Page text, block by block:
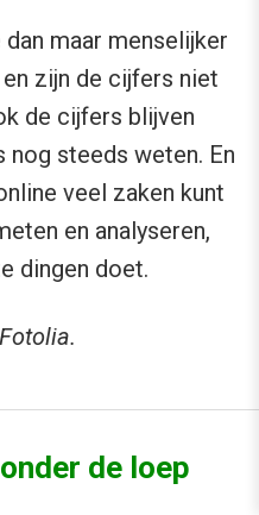
maar menselijker
zijn de cijfers niet
de cijfers blijven
nog steeds weten. En
veel zaken kunt
en analyseren,
dingen doet.
de loep